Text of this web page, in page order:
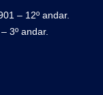
– 12º andar.
3º andar.